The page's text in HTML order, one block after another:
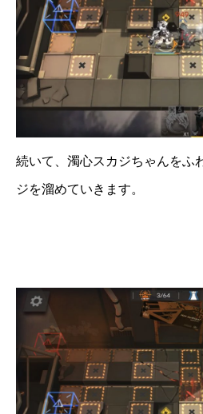
続いて、濁心スカジちゃんをふ
ジを溜めていきます。